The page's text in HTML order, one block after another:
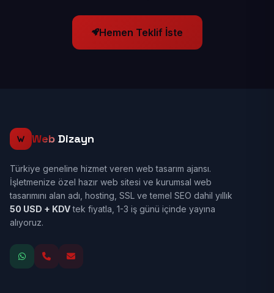
Hemen Teklif İste
Web Dizayn
Türkiye geneline hizmet veren web tasarım ajansı.
İşletmenize özel hazır web sitesi ve kurumsal web
tasarımını alan adı, hosting, SSL ve temel SEO dahil yıllık
50 USD + KDVtek fiyatla, 1-3 iş günü içinde yayına
alıyoruz.